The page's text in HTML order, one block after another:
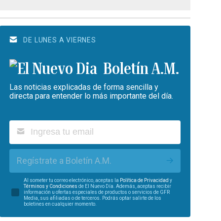
DE LUNES A VIERNES
Boletín A.M.
Las noticias explicadas de forma sencilla y
directa para entender lo más importante del día.
Regístrate a Boletín A.M.
Al someter tu correo electrónico, aceptas la Política de Privacidad y
Términos y Condiciones de El Nuevo Día. Además, aceptas recibir
información u ofertas especiales de productos o servicios de GFR
Media, sus afiliadas o de terceros. Podrás optar salirte de los
boletines en cualquier momento.